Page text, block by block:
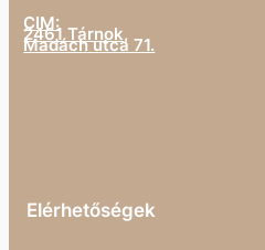
CIM:
2461 Tárnok,
Madách utca 71.
Elérhetőségek